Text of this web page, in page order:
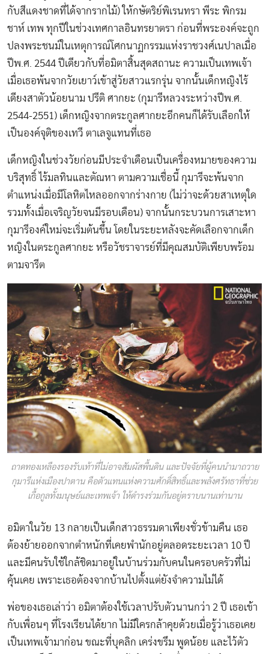
กับสีแดงชาดที่ได้จากรากไม้) ให้กษัตริย์พิเรนทรา พีระ พิกรม
ชาห์ เทพ ทุกปีในช่วงเทศกาลอินทรยาตรา ก่อนที่พระองค์จะถูก
ปลงพระชนม์ในเหตุการณ์โศกนาฏกรรมแห่งราชวงศ์เนปาลเมื่อ
ปีพ.ศ. 2544 ปีเดียวกับที่อมิตาสิ้นสุดสถานะ ความเป็นเทพเจ้า
เมื่อเธอพ้นจากวัยเยาว์เข้าสู่วัยสาวแรกรุ่น จากนั้นเด็กหญิงไร้
เดียงสาตัวน้อยนาม ปรีติ ศากยะ (กุมารีหลวงระหว่างปีพ.ศ.
2544-2551) เด็กหญิงจากตระกูลศากยะอีกคนก็ได้รับเลือกให้
เป็นองค์จุติของเทวี ตาเลจูแทนที่เธอ
เด็กหญิงในช่วงวัยก่อนมีประจำเดือนเป็นเครื่องหมายของความ
บริสุทธิ์ ไร้มลทินและตัณหา ตามความเชื่อนี้ กุมารีจะพ้นจาก
ตำแหน่งเมื่อมีโลหิตไหลออกจากร่างกาย (ไม่ว่าจะด้วยสาเหตุใด
รวมทั้งเมื่อเจริญวัยจนมีรอบเดือน) จากนั้นกระบวนการเสาะหา
กุมารีองค์ใหม่จะเริ่มต้นขึ้น โดยในระยะหลังจะคัดเลือกจากเด็ก
หญิงในตระกูลศากยะ หรือวัชราจารย์ที่มีคุณสมบัติเพียบพร้อม
ตามจารีต
ถาดทองเหลืองรองรับเท้าที่ไม่อาจสัมผัสพื้นดิน และปัจจัยที่ผู้คนนำมาถวาย
กุมารีแห่งเมืองปาตาน คือตัวแทนแห่งความศักดิ์สิทธิ์และพลังศรัทธาที่ช่วย
เกื้อกูลทั้งมนุษย์และเทพเจ้า ให้ดำรงร่วมกันอยู่ตราบนานเท่านาน
อมิตาในวัย 13 กลายเป็นเด็กสาวธรรมดาเพียงชั่วข้ามคืน เธอ
ต้องย้ายออกจากตำหนักที่เคยพำนักอยู่ตลอดระยะเวลา 10 ปี
และมีคนรับใช้ใกล้ชิดมาอยู่ในบ้านร่วมกับคนในครอบครัวที่ไม่
คุ้นเคย เพราะเธอต้องจากบ้านไปตั้งแต่ยังจำความไม่ได้
พ่อของเธอเล่าว่า อมิตาต้องใช้เวลาปรับตัวนานกว่า 2 ปี เธอเข้า
กับเพื่อนๆ ที่โรงเรียนได้ยาก ไม่มีใครกล้าคุยด้วยเมื่อรู้ว่าเธอเคย
เป็นเทพเจ้ามาก่อน ขณะที่บุคลิก เคร่งขรึม พูดน้อย และไว้ตัว